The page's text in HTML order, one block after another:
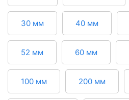
30 мм 40 мм
52 мм 60 мм
100 мм 200 мм